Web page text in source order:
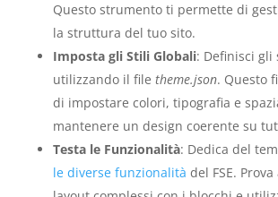
Questo strumento ti permette di
la struttura del tuo sito.
Imposta gli Stili Globali: Definisci gli
utilizzando il file theme.json. Questo
di impostare colori, tipografia e
mantenere un design coerente su
Testa le Funzionalità: Dedica del
le diverse funzionalità del FSE.